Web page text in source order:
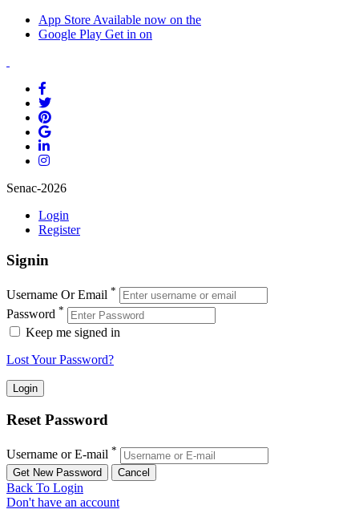
App Store Available now on the
Google Play Get in on
Senac-2026
Login
Register
Signin
Username Or Email *
Password *
Keep me signed in
Lost Your Password?
Reset Password
Username or E-mail *
Back To Login
Don't have an account